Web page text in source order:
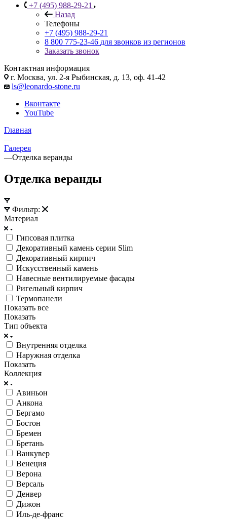
+7 (495) 988-29-21
Назад
Телефоны
+7 (495) 988-29-21
8 800 775-23-46 для звонков из регионов
Заказать звонок
Контактная информация
г. Москва, ул. 2-я Рыбинская, д. 13, оф. 41-42
ls@leonardo-stone.ru
Вконтакте
YouTube
Главная
—
Галерея
—Отделка веранды
Отделка веранды
Фильтр:
Материал
Гипсовая плитка
Декоративный камень серии Slim
Декоративный кирпич
Искусственный камень
Навесные вентилируемые фасады
Ригельный кирпич
Термопанели
Показать все
Показать
Тип объекта
Внутренняя отделка
Наружная отделка
Показать
Коллекция
Авиньон
Анкона
Бергамо
Бостон
Бремен
Бретань
Ванкувер
Венеция
Верона
Версаль
Денвер
Дижон
Иль-де-франс